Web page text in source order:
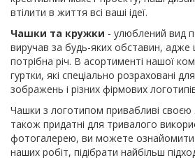
втілити в життя всі ваші ідеї.
Чашки та кружки - улюблений вид
виручав за будь-яких обставин, адже
потрібна річ. В асортименті нашої
гуртки, які спеціально розраховані
зображень і різних фірмових
Чашки з логотипом привабливі своєю
також придатні для тривалого
фотогалерею, ви можете
наших робіт, підібрати найбільш